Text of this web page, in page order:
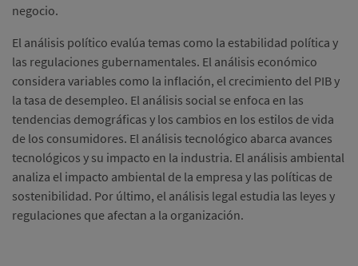
negocio.
El análisis político evalúa temas como la estabilidad política y
las regulaciones gubernamentales. El análisis económico
considera variables como la inflación, el crecimiento del PIB y
la tasa de desempleo. El análisis social se enfoca en las
tendencias demográficas y los cambios en los estilos de vida
de los consumidores. El análisis tecnológico abarca avances
tecnológicos y su impacto en la industria. El análisis ambiental
analiza el impacto ambiental de la empresa y las políticas de
sostenibilidad. Por último, el análisis legal estudia las leyes y
regulaciones que afectan a la organización.